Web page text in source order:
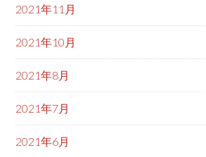
2021年11月
2021年10月
2021年8月
2021年7月
2021年6月